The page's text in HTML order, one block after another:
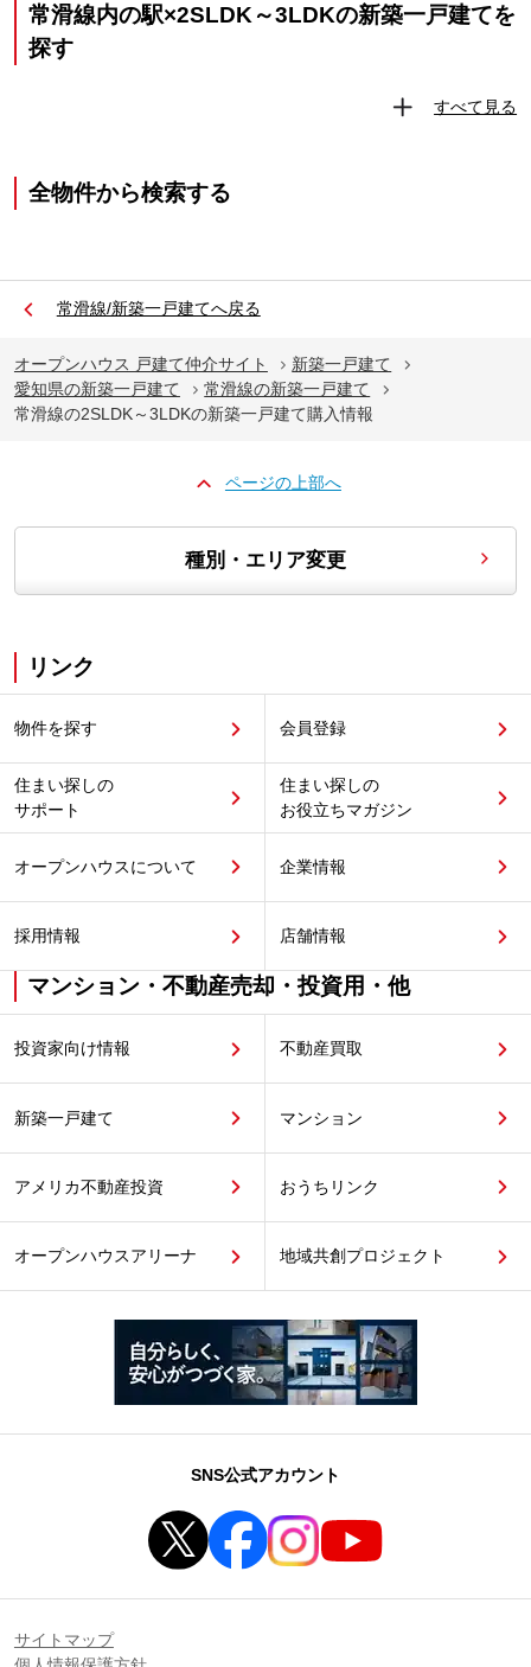
常滑線内の駅×2SLDK～3LDKの新築一戸建てを
探す
すべて見る
全物件から検索する
常滑線/新築一戸建てへ戻る
オープンハウス 戸建て仲介サイト
新築一戸建て
愛知県の新築一戸建て
常滑線の新築一戸建て
常滑線の2SLDK～3LDKの新築一戸建て購入情報
ページの上部へ
種別・エリア変更
リンク
物件を探す 会員登録
住まい探しの
サポート
住まい探しの
お役立ちマガジン
オープンハウスについて 企業情報
採用情報 店舗情報
マンション・不動産売却・投資用・他
投資家向け情報 不動産買取
新築一戸建て マンション
アメリカ不動産投資 おうちリンク
オープンハウスアリーナ 地域共創プロジェクト
SNS公式アカウント
サイトマップ